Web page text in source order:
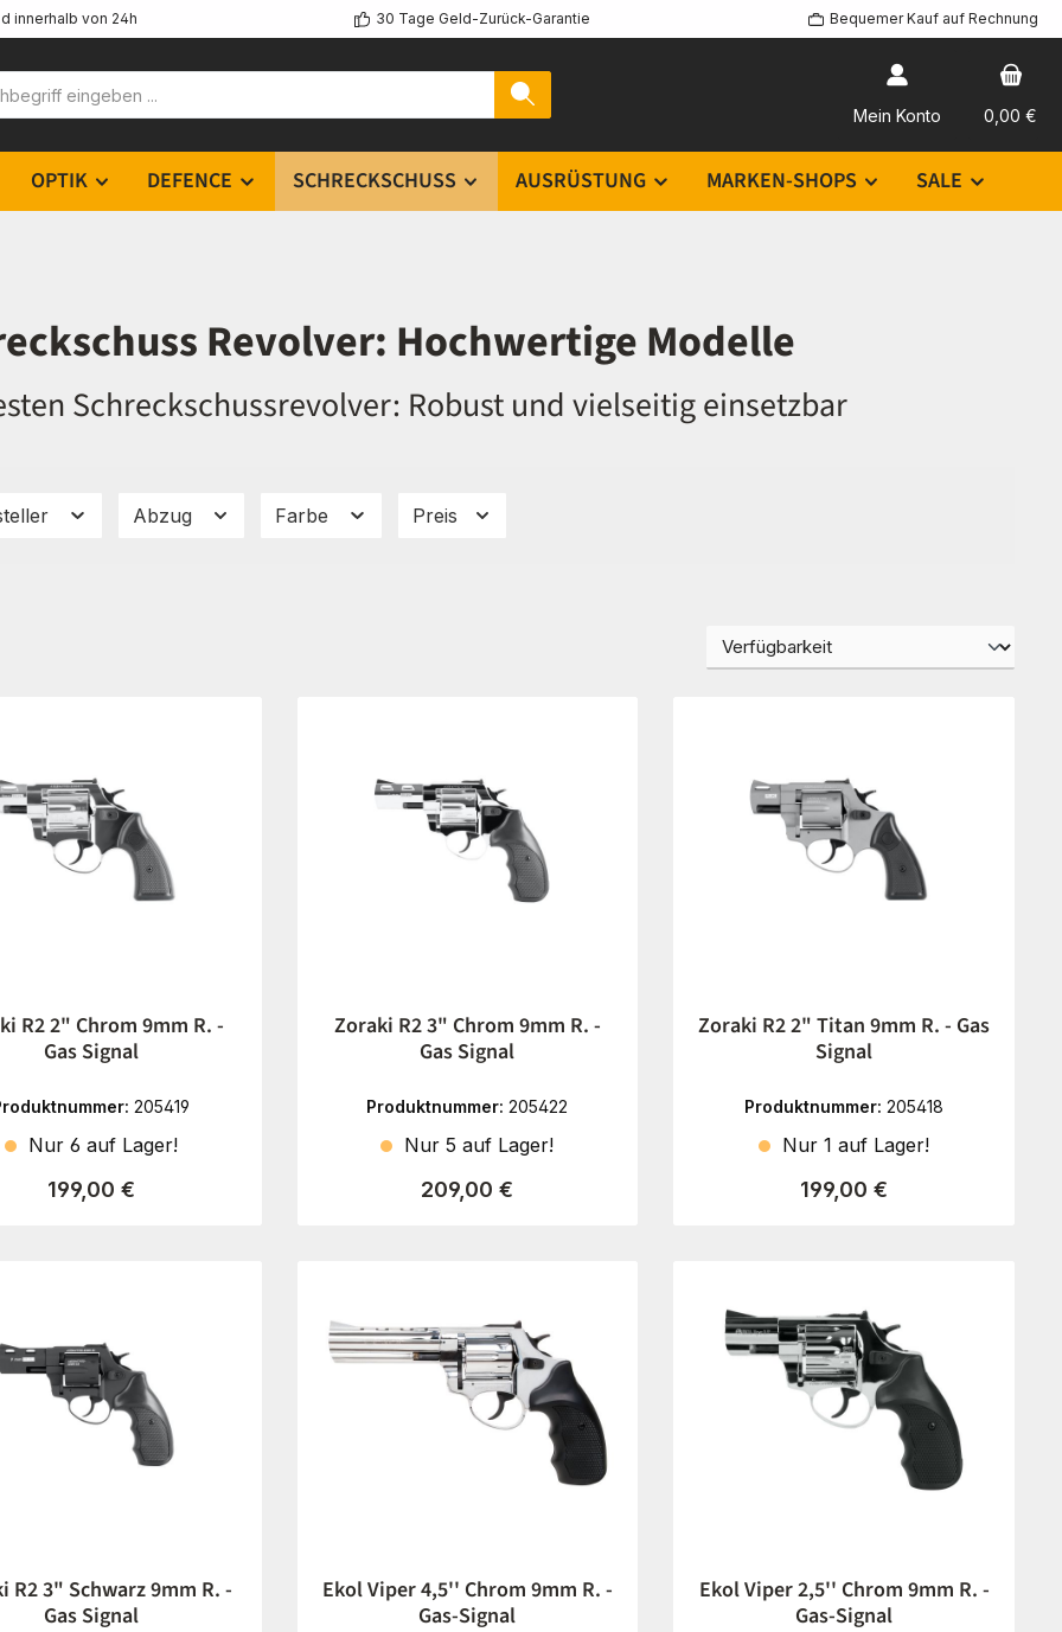
innerhalb von 24h 30 Tage Geld-Zurück-Garantie Bequemer Kauf auf Rechnung
Mein Konto 0,00 €
OPTIK DEFENCE SCHRECKSCHUSS AUSRÜSTUNG MARKEN-SHOPS SALE
Revolver: Hochwertige Modelle
Schreckschussrevolver: Robust und vielseitig einsetzbar
Abzug Farbe Preis
R2 2" Chrom 9mm R. -
Gas Signal
205419
Nur 6 auf Lager!
Regulärer Preis:
199,00 €
Zoraki R2 3" Chrom 9mm R. -
Gas Signal
Produktnummer:205422
Nur 5 auf Lager!
Regulärer Preis:
209,00 €
Zoraki R2 2" Titan 9mm R. - Gas
Signal
Produktnummer:205418
Nur 1 auf Lager!
Regulärer Preis:
199,00 €
R2 3" Schwarz 9mm R. -
Gas Signal
Ekol Viper 4,5'' Chrom 9mm R. -
Gas-Signal
Ekol Viper 2,5'' Chrom 9mm R. -
Gas-Signal